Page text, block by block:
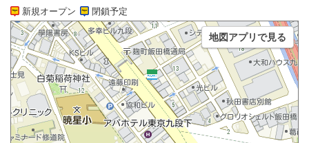
新規オープン 閉鎖予定
地図アプリで見る